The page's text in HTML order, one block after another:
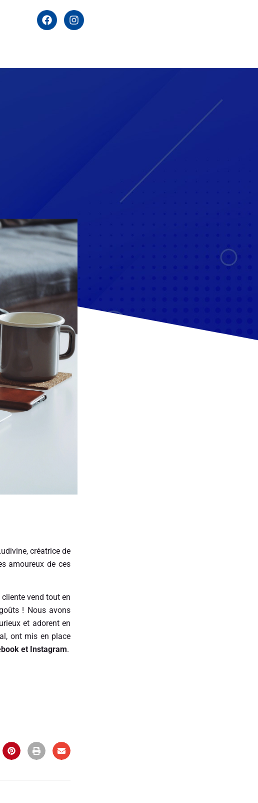
créatrice de
amoureux de ces
vend tout en
! Nous avons
et adorent en
ont mis en place
et Instagram.